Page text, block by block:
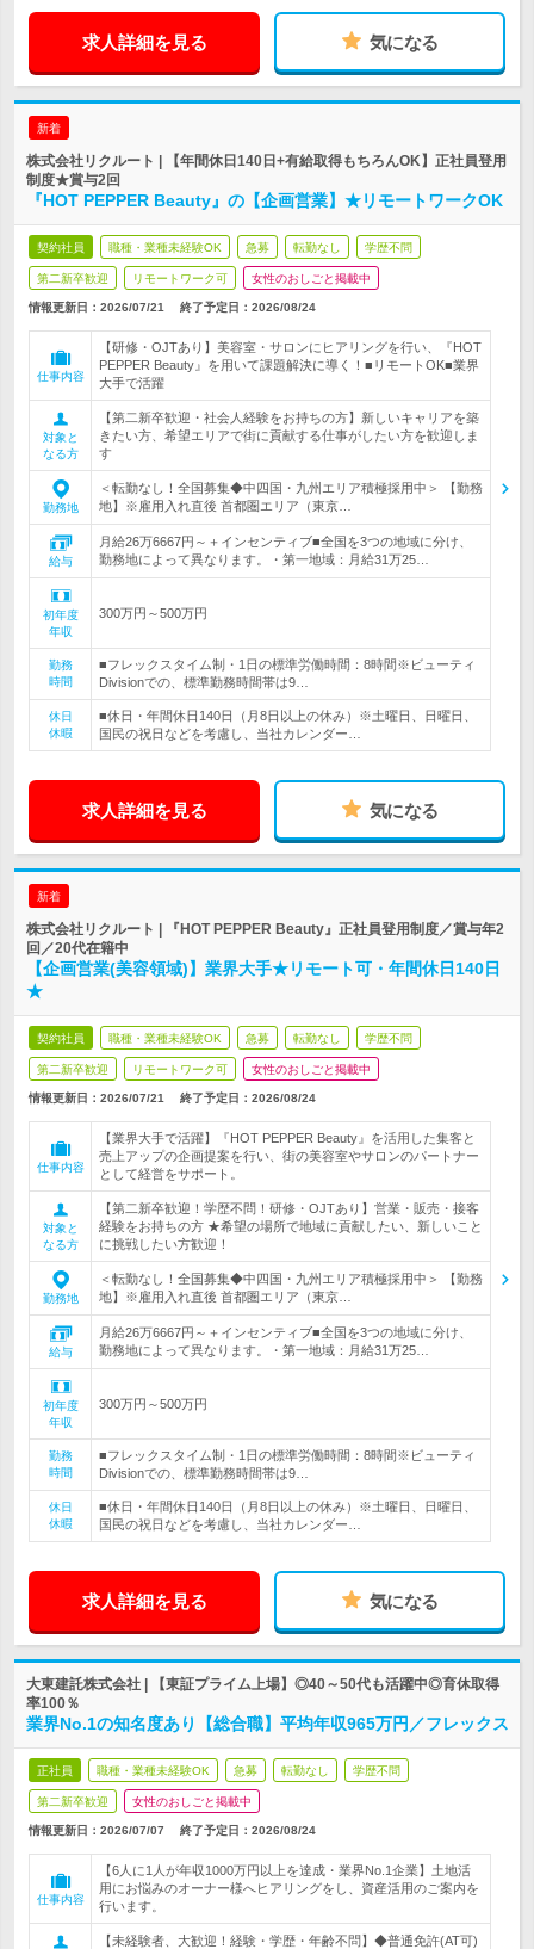
求人詳細を見る 気になる
新着
株式会社リクルート | 【年間休日140日+有給取得もちろんOK】正社員登用
制度★賞与2回
『HOT PEPPER Beauty』の【企画営業】★リモートワークOK
契約社員 職種・業種未経験OK 急募 転勤なし 学歴不問
第二新卒歓迎 リモートワーク可 女性のおしごと掲載中
情報更新日：2026/07/21 終了予定日： 2026/08/24
仕事内容
【研修・OJTあり】美容室・サロンにヒアリングを行い、『HOT
PEPPER Beauty』を用いて課題解決に導く！■リモートOK■業界
大手で活躍
対象と
なる方
【第二新卒歓迎・社会人経験をお持ちの方】新しいキャリアを築
きたい方、希望エリアで街に貢献する仕事がしたい方を歓迎しま
す
勤務地
＜転勤なし！全国募集◆中四国・九州エリア積極採用中＞ 【勤務
地】※雇用入れ直後 首都圏エリア（東京…
給与
月給26万6667円～＋インセンティブ■全国を3つの地域に分け、
勤務地によって異なります。・第一地域：月給31万25…
初年度
年収
300万円～500万円
勤務
時間
■フレックスタイム制・1日の標準労働時間：8時間※ビューティ
Divisionでの、標準勤務時間帯は9…
休日
休暇
■休日・年間休日140日（月8日以上の休み）※土曜日、日曜日、
国民の祝日などを考慮し、当社カレンダー…
求人詳細を見る 気になる
新着
株式会社リクルート | 『HOT PEPPER Beauty』正社員登用制度／賞与年2
回／20代在籍中
【企画営業(美容領域)】業界大手★リモート可・年間休日140日
★
契約社員 職種・業種未経験OK 急募 転勤なし 学歴不問
第二新卒歓迎 リモートワーク可 女性のおしごと掲載中
情報更新日：2026/07/21 終了予定日： 2026/08/24
仕事内容
【業界大手で活躍】『HOT PEPPER Beauty』を活用した集客と
売上アップの企画提案を行い、街の美容室やサロンのパートナー
として経営をサポート。
対象と
なる方
【第二新卒歓迎！学歴不問！研修・OJTあり】営業・販売・接客
経験をお持ちの方 ★希望の場所で地域に貢献したい、新しいこと
に挑戦したい方歓迎！
勤務地
＜転勤なし！全国募集◆中四国・九州エリア積極採用中＞ 【勤務
地】※雇用入れ直後 首都圏エリア（東京…
給与
月給26万6667円～＋インセンティブ■全国を3つの地域に分け、
勤務地によって異なります。・第一地域：月給31万25…
初年度
年収
300万円～500万円
勤務
時間
■フレックスタイム制・1日の標準労働時間：8時間※ビューティ
Divisionでの、標準勤務時間帯は9…
休日
休暇
■休日・年間休日140日（月8日以上の休み）※土曜日、日曜日、
国民の祝日などを考慮し、当社カレンダー…
求人詳細を見る 気になる
大東建託株式会社 | 【東証プライム上場】◎40～50代も活躍中◎育休取得
率100％
業界No.1の知名度あり【総合職】平均年収965万円／フレックス
正社員 職種・業種未経験OK 急募 転勤なし 学歴不問
第二新卒歓迎 女性のおしごと掲載中
情報更新日：2026/07/07 終了予定日： 2026/08/24
仕事内容
【6人に1人が年収1000万円以上を達成・業界No.1企業】土地活
用にお悩みのオーナー様へヒアリングをし、資産活用のご案内を
行います。
【未経験者、大歓迎！経験・学歴・年齢不問】◆普通免許(AT可)